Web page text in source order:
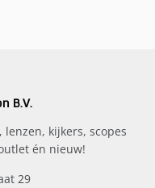
B.V.
lenzen, kijkers, scopes
én nieuw!
29